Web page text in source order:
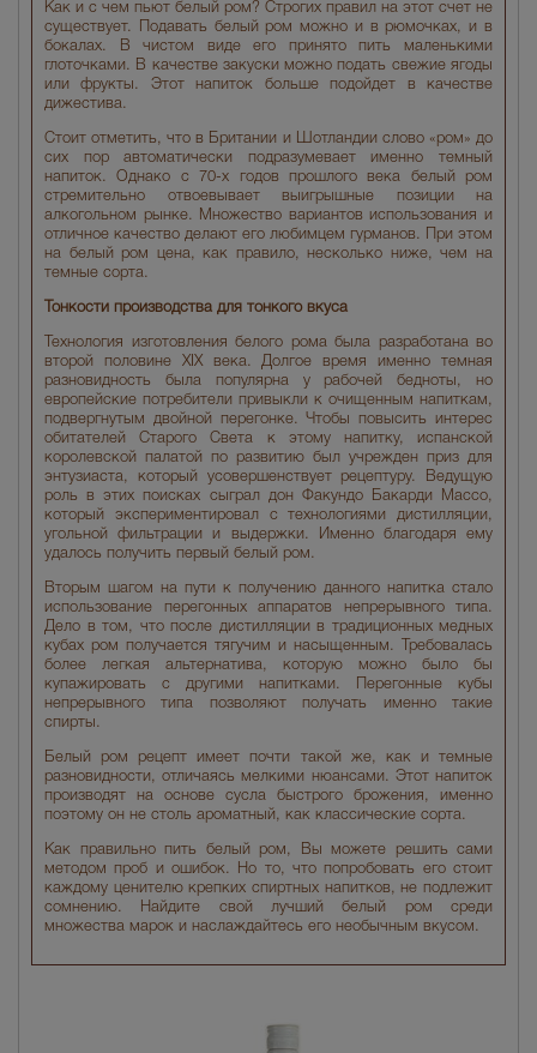
Как и с чем пьют белый ром? Строгих правил на этот счет не
существует. Подавать белый ром можно и в рюмочках, и в
бокалах. В чистом виде его принято пить маленькими
глоточками. В качестве закуски можно подать свежие ягоды
или фрукты. Этот напиток больше подойдет в качестве
дижестива.
Стоит отметить, что в Британии и Шотландии слово «ром» до
сих пор автоматически подразумевает именно темный
напиток. Однако с 70-х годов прошлого века белый ром
стремительно отвоевывает выигрышные позиции на
алкогольном рынке. Множество вариантов использования и
отличное качество делают его любимцем гурманов. При этом
на белый ром цена, как правило, несколько ниже, чем на
темные сорта.
Тонкости производства для тонкого вкуса
Технология изготовления белого рома была разработана во
второй половине XIX века. Долгое время именно темная
разновидность была популярна у рабочей бедноты, но
европейские потребители привыкли к очищенным напиткам,
подвергнутым двойной перегонке. Чтобы повысить интерес
обитателей Старого Света к этому напитку, испанской
королевской палатой по развитию был учрежден приз для
энтузиаста, который усовершенствует рецептуру. Ведущую
роль в этих поисках сыграл дон Факундо Бакарди Массо,
который экспериментировал с технологиями дистилляции,
угольной фильтрации и выдержки. Именно благодаря ему
удалось получить первый белый ром.
Вторым шагом на пути к получению данного напитка стало
использование перегонных аппаратов непрерывного типа.
Дело в том, что после дистилляции в традиционных медных
кубах ром получается тягучим и насыщенным. Требовалась
более легкая альтернатива, которую можно было бы
купажировать с другими напитками. Перегонные кубы
непрерывного типа позволяют получать именно такие
спирты.
Белый ром рецепт имеет почти такой же, как и темные
разновидности, отличаясь мелкими нюансами. Этот напиток
производят на основе сусла быстрого брожения, именно
поэтому он не столь ароматный, как классические сорта.
Как правильно пить белый ром, Вы можете решить сами
методом проб и ошибок. Но то, что попробовать его стоит
каждому ценителю крепких спиртных напитков, не подлежит
сомнению. Найдите свой лучший белый ром среди
множества марок и наслаждайтесь его необычным вкусом.